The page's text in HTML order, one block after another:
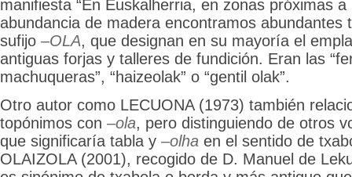
manifiesta “En Euskalherria, en zonas próximas
abundancia de madera encontramos abundantes
sufijo –OLA, que designan en su mayoría el
antiguas forjas y talleres de fundición. Eran las
machuqueras”, “haizeolak” o “gentil olak”.
Otro autor como LECUONA (1973) también
topónimos con –ola, pero distinguiendo de otros
que significaría tabla y –olha en el sentido de
OLAIZOLA (2001), recogido de D. Manuel de